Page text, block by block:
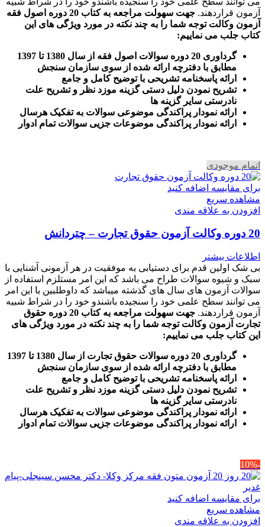
آزمون قراردهند.
جهت سهولت مراجعه به کتاب 20 دوره اصول فقه
آزمون وکالت توجه شما را به چند نکته در مورد ویژگی های این
کتاب جلب می نماییم:
گرداوری 20 دوره سوالات اصول فقه از سال 1380 تا 1397
مطابق با دفترچه ارائه شده از سوی سازمان سنجش
ارائه پاسخنامه تشریحی با توضیح کامل و جامع
تشریح نمودن دلیل دستی گزینه موزد نظر و تشریح علت
نادرستی سایر گزینه ها
ارائه نمودار پراکندگی موضوعی سوالات به تفکیک هرسال
رائه نمودار پراکندگی موضوعات جزیی سوالات تمام ادوار
اتمام موجودی
برای مقایسه اضافه کنید
مشاهده سریع
افزودن به علاقه مندی
20 دوره وکالت آزمون حقوق تجارت – چتردانش
اطلاعات بیشتر
بی شک اولین قدم برای دستیابی به موفقیت در هر آزمونی آشنایی با
سبک و شیوه سوالات طراح می باشد که این امر مستلزم استفاده از
سوالات آزمون های سال های گذشته میباشد که داوطلبین با این امر
می توانند سطح علمی خود را سنجیده باشندو خود را در شراط شبیه
آزمون قراردهند.
جهت سهولت مراجعه به کتاب 20 دوره حقوق
تجارت آزمون وکالت توجه شما را به چند نکته در مورد ویژگی های
این کتاب جلب می نماییم:
گرداوری 20 دوره سوالات حقوق تجارت از سال 1380 تا 1397
مطابق با دفترچه ارائه شده از سوی سازمان سنجش
ارائه پاسخنامه تشریحی با توضیح کامل و جامع
تشریح نمودن دلیل دستی گزینه موزد نظر و تشریح علت
نادرستی سایر گزینه ها
ارائه نمودار پراکندگی موضوعی سوالات به تفکیک هرسال
رائه نمودار پراکندگی موضوعات جزیی سوالات تمام ادوار
-10%
برای مقایسه اضافه کنید
مشاهده سریع
افزودن به علاقه مندی